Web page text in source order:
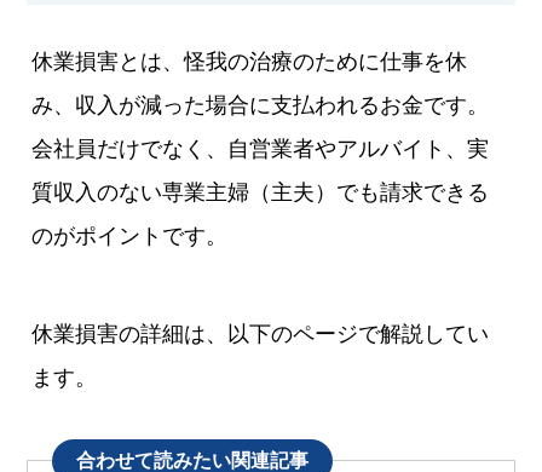
休業損害とは、怪我の治療のために仕事を休
み、収入が減った場合に支払われるお金です。
会社員だけでなく、自営業者やアルバイト、実
質収入のない専業主婦（主夫）でも請求できる
のがポイントです。
休業損害の詳細は、以下のページで解説してい
ます。
合わせて読みたい関連記事